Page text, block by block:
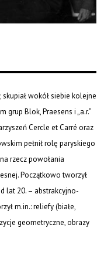
wokół siebie kolejne
grup Blok, Praesens i „a.r.”
Cercle et Carré oraz
pełnił rolę paryskiego
rzecz powołania
Początkowo tworzył
lat 20. – abstrakcyjno-
m.in.: reliefy (białe,
geometryczne, obrazy